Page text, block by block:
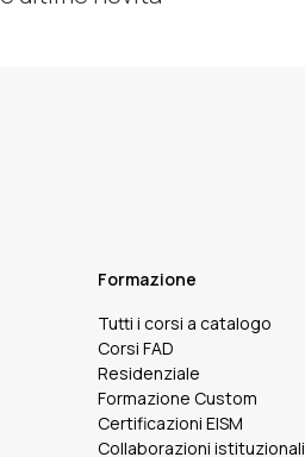
Formazione
Tutti i corsi a catalogo
Corsi FAD
Residenziale
Formazione Custom
Certificazioni EISM
Collaborazioni istituzionali